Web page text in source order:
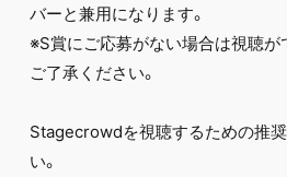
バーと兼用になります。
※S賞にご応募がない場合は視聴が
ご了承ください。
Stagecrowdを視聴するための推
い。